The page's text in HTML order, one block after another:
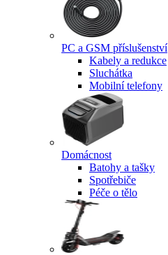
PC a GSM příslušenství
Kabely a redukce
Sluchátka
Mobilní telefony
Domácnost
Batohy a tašky
Spotřebiče
Péče o tělo